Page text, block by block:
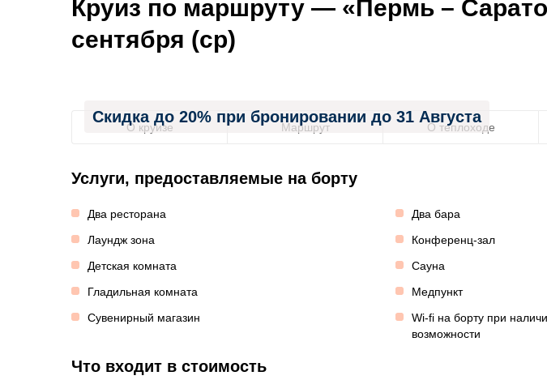
Круиз по маршруту — «Пермь –
сентября (ср)
Скидка до 20% при бронировании до 31 Августа
О круизе Маршрут О теплоходе
Услуги, предоставляемые на борту
Два ресторана
Два бара
Лаундж зона
Конференц-зал
Детская комната
Сауна
Гладильная комната
Медпункт
Сувенирный магазин
Wi-fi на борту при
возможности
Что входит в стоимость